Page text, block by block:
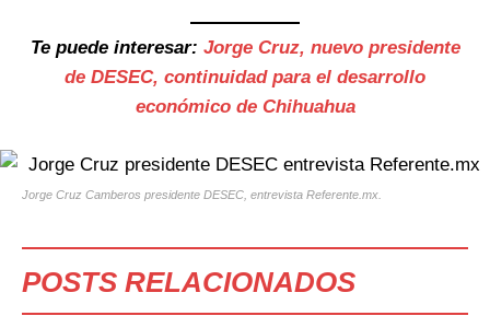
Te puede interesar: Jorge Cruz, nuevo presidente
de DESEC, continuidad para el desarrollo
económico de Chihuahua
Jorge Cruz Camberos presidente DESEC, entrevista Referente.mx.
POSTS RELACIONADOS